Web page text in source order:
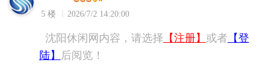
5 楼 2026/7/2 14:20:00
沈阳休闲网内容，请选择 【注册】 或者 【登
陆】
后阅览！